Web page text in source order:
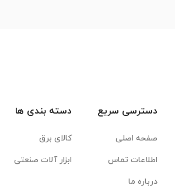
دسترسی سریع
صفحه اصلی
اطلاعات تماس
درباره ما
دسته بندی ها
کالای برق
ابزار آلات صنعتی